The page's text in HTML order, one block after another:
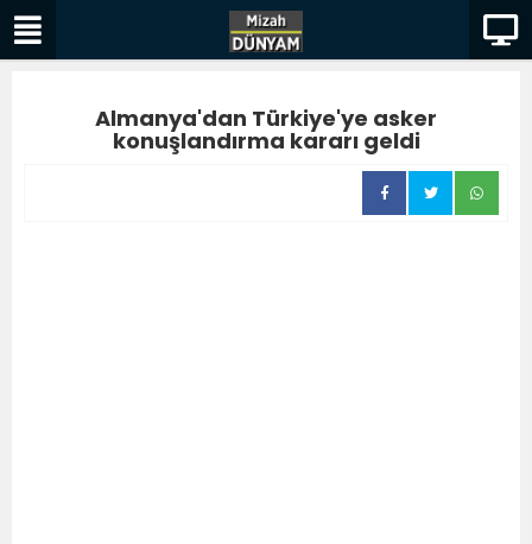
Almanya'dan Türkiye'ye asker
konuşlandırma kararı geldi